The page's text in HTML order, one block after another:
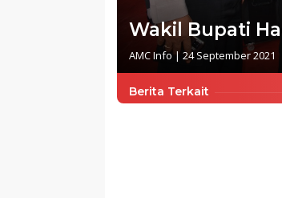
Wakil Bupati
AMC Info|24 September 2021
Berita Terkait